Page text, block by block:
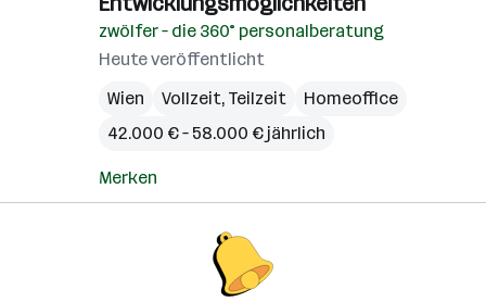
zwölfer – die 360° personalberatung
Heute veröffentlicht
Wien
Vollzeit, Teilzeit
Homeoffice
42.000 € – 58.000 € jährlich
Merken